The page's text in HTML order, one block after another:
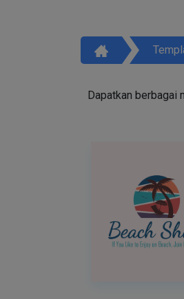
Dapatkan berbagai